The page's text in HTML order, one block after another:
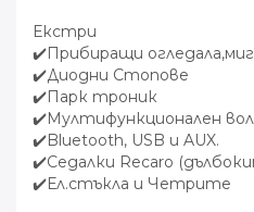
Екстри
✔️Прибиращи
✔️Диодни Стопове
✔️Парк троник
✔️Мултифункционален
✔️Bluetooth, USB и AUX.
✔️Седалки Recaro
✔️Ел.стъкла и Четрите